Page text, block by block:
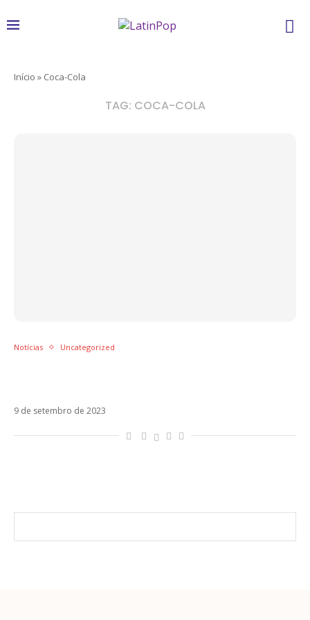
Início » Coca-Cola
TAG: COCA-COLA
Notícias Uncategorized
9 de setembro de 2023